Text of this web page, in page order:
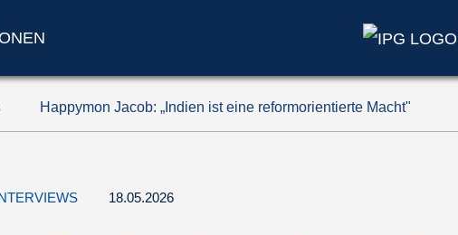
(Accesskey '1')
'2')
Happymon Jacob: „Indien ist eine reformorientierte Macht"
18.05.2026